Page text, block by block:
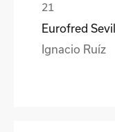
Eurofred
Ignacio Ruíz